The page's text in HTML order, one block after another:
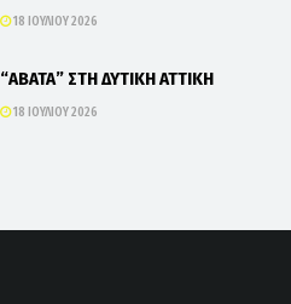
18 ΙΟΥΛΊΟΥ 2026
“ΑΒΑΤΑ” ΣΤΗ ΔΥΤΙΚΗ ΑΤΤΙΚΗ
18 ΙΟΥΛΊΟΥ 2026